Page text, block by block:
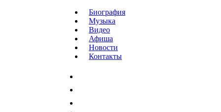
Биография
Музыка
Видео
Афиша
Новости
Контакты